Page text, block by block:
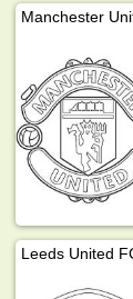
Leeds United